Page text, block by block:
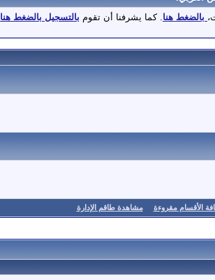
بالضغط هنا. كما يشرفنا أن تقوم بالتسجيل بالضغط هنا
الأقسام مقروءة مشاهدة طاقم الإدارة